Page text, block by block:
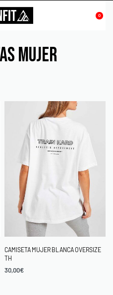
0
MUJER
CAMISETA MUJER BLANCA OVERSIZE
TH
30,00€